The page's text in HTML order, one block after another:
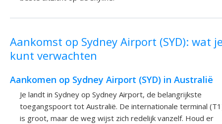
Aankomst op Sydney Airport (SYD): wat
kunt verwachten
Aankomen op Sydney Airport (SYD) in Australië
Je landt in Sydney op Sydney Airport, de belangrijkste
toegangspoort tot Australië. De internationale terminal
is groot, maar de weg wijst zich redelijk vanzelf. Houd er